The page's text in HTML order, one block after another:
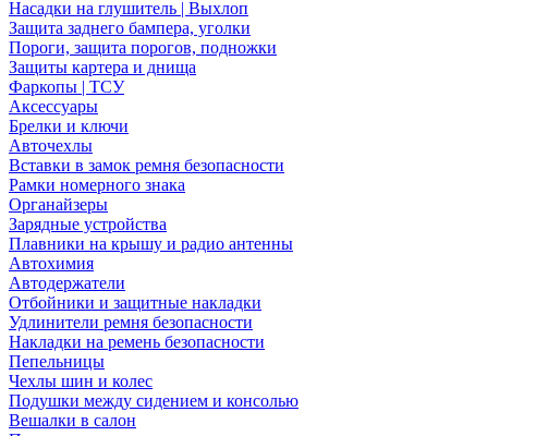
Насадки на глушитель | Выхлоп
Защита заднего бампера, уголки
Пороги, защита порогов, подножки
Защиты картера и днища
Фаркопы | ТСУ
Аксессуары
Брелки и ключи
Авточехлы
Вставки в замок ремня безопасности
Рамки номерного знака
Органайзеры
Зарядные устройства
Плавники на крышу и радио антенны
Автохимия
Автодержатели
Отбойники и защитные накладки
Удлинители ремня безопасности
Накладки на ремень безопасности
Пепельницы
Чехлы шин и колес
Подушки между сидением и консолью
Вешалки в салон